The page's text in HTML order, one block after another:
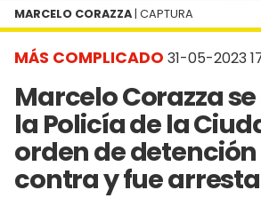
MÁS COMPLICADO 31-05-2023
Marcelo Corazza
la Policía de la
orden de detención
contra y fue
MARCELO CORAZZA | CAPTURA